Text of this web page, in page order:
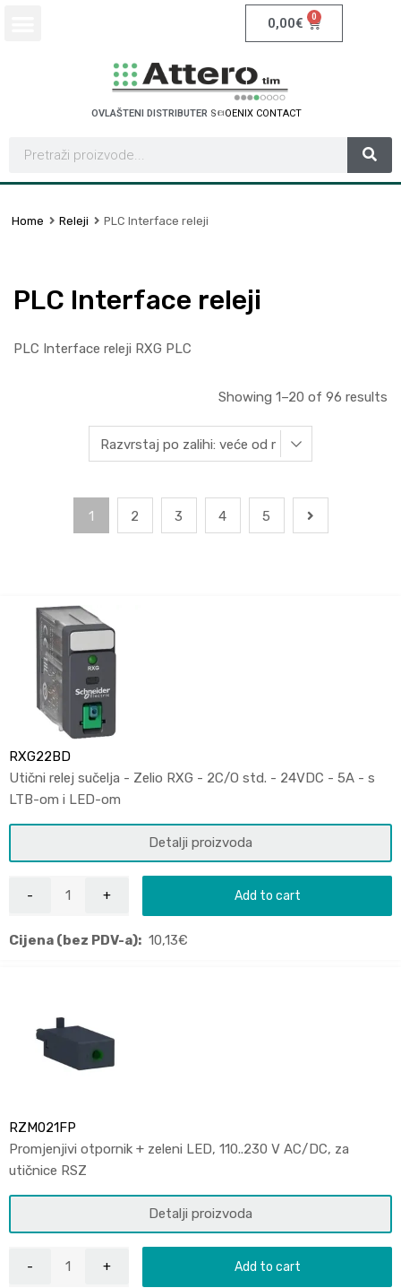
0,00€ 0
OVLAŠTENI DISTRIBUTER SCHNEIDER ELECTRI
Home Releji PLC Interface releji
PLC Interface releji
PLC Interface releji RXG PLC
Showing 1–20 of 96 results
1 2 3 4 5
RXG22BD
Utični relej sučelja - Zelio RXG - 2C/O std. - 24VDC - 5A - s
LTB-om i LED-om
Detalji proizvoda
Add to cart
Cijena (bez PDV-a): 10,13€
RZM021FP
Promjenjivi otpornik + zeleni LED, 110..230 V AC/DC, za
utičnice RSZ
Detalji proizvoda
Add to cart